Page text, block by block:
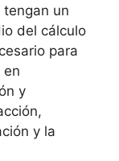
un
del cálculo
para
en
y
y la